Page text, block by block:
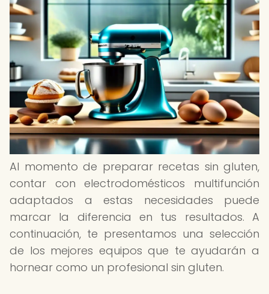
Al momento de preparar recetas sin gluten,
contar con electrodomésticos multifunción
adaptados a estas necesidades puede
marcar la diferencia en tus resultados. A
continuación, te presentamos una selección
de los mejores equipos que te ayudarán a
hornear como un profesional sin gluten.